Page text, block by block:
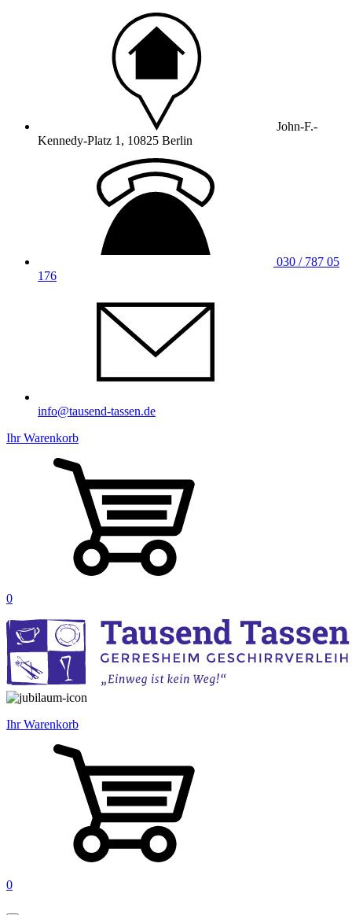
John-F.-
Kennedy-Platz 1, 10825 Berlin
030 / 787 05
176
info@tausend-tassen.de
Ihr Warenkorb
0
Ihr Warenkorb
0